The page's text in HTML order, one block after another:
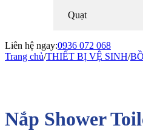
Quạt
Liên hệ ngay:0936 072 068
Trang chủ/THIẾT BỊ VỆ SINH/
Nắp Shower